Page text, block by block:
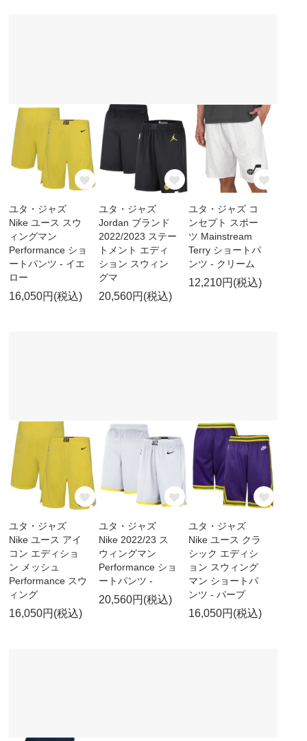
ユタ・ジャズ
Nike ユース スウ
ィングマン
Performance ショ
ートパンツ - イエ
ロー
16,050円(税込)
ユタ・ジャズ
Jordan ブランド
2022/2023 ステー
トメント エディ
ション スウィン
グマ
20,560円(税込)
ユタ・ジャズ コ
ンセプト スポー
ツ Mainstream
Terry ショートパ
ンツ - クリーム
12,210円(税込)
ユタ・ジャズ
Nike ユース アイ
コン エディショ
ン メッシュ
Performance スウ
ィング
16,050円(税込)
ユタ・ジャズ
Nike 2022/23 ス
ウィングマン
Performance ショ
ートパンツ -
20,560円(税込)
ユタ・ジャズ
Nike ユース クラ
シック エディシ
ョン スウィング
マン ショートパ
ンツ - パープ
16,050円(税込)